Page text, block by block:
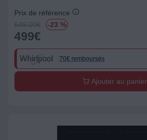
Prix de référence
649.00€ -23 %
499€
70€ remboursés
Ajouter au panier